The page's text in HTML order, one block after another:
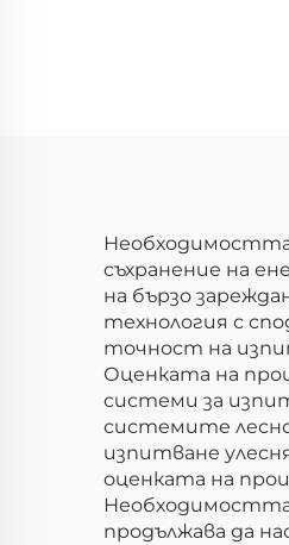
съхранение на
на бързо
технология с
точност на
Оценката на
системи за
системите
изпитване
оценката на
продължава да